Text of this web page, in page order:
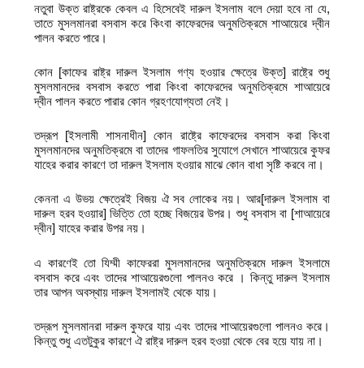
নতুবা উক্ত রাষ্ট্রকে কেবল এ হিসেবেই দারুল ইসলাম বলে দেয়া হবে না যে,
তাতে মুসলমানরা বসবাস করে কিংবা কাফেরদের অনুমতিক্রমে শাআয়েরে দ্বীন
পালন করতে পারে।
কোন [কাফের রাষ্ট্র দারুল ইসলাম গণ্য হওয়ার ক্ষেত্রে উক্ত] রাষ্ট্রে শুধু
মুসলমানদের বসবাস করতে পারা কিংবা কাফেরদের অনুমতিক্রমে শাআয়েরে
দ্বীন পালন করতে পারার কোন গ্রহণযোগ্যতা নেই।
তদ্রূপ [ইসলামী শাসনাধীন] কোন রাষ্ট্রে কাফেরদের বসবাস করা কিংবা
মুসলমানদের অনুমতিক্রমে বা তাদের গাফলতির সুযোগে সেখানে শাআয়েরে কুফর
যাহের করার কারণে তা দারুল ইসলাম হওয়ার মাঝে কোন বাধা সৃষ্টি করবে না।
কেননা এ উভয় ক্ষেত্রেই বিজয় ঐ সব লোকের নয়। আর[দারুল ইসলাম বা
দারুল হরব হওয়ার] ভিত্তি তো হচ্ছে বিজয়ের উপর। শুধু বসবাস বা [শাআয়েরে
দ্বীন] যাহের করার উপর নয়।
এ কারণেই তো যিম্মী কাফেররা মুসলমানদের অনুমতিক্রমে দারুল ইসলামে
বসবাস করে এবং তাদের শাআয়েরগুলো পালনও করে । কিন্তু দারুল ইসলাম
তার আপন অবস্থায় দারুল ইসলামই থেকে যায়।
তদ্রূপ মুসলমানরা দারুল কুফরে যায় এবং তাদের শাআয়েরগুলো পালনও করে।
কিন্তু শুধু এতটুকুর কারণে ঐ রাষ্ট্র দারুল হরব হওয়া থেকে বের হয়ে যায় না।